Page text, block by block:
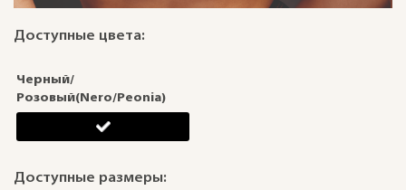
Доступные цвета:
Черный/
Розовый(Nero/Peonia)
Доступные размеры: